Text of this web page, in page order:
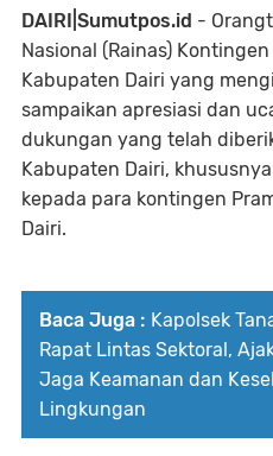
DAIRI|Sumutpos.id -
Nasional (Rainas)
Kabupaten Dairi yang
sampaikan apresiasi dan
dukungan yang telah
Kabupaten Dairi,
kepada para kontingen
Dairi.
Baca Juga : Kapolsek
Rapat Lintas Sektoral,
Jaga Keamanan dan
Lingkungan